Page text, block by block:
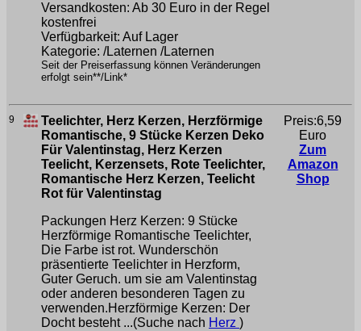
Versandkosten: Ab 30 Euro in der Regel
kostenfrei
Verfügbarkeit: Auf Lager
Kategorie: /Laternen /Laternen
Seit der Preiserfassung können Veränderungen
erfolgt sein**/Link*
9
Teelichter, Herz Kerzen, Herzförmige
Romantische, 9 Stücke Kerzen Deko
Für Valentinstag, Herz Kerzen
Teelicht, Kerzensets, Rote Teelichter,
Romantische Herz Kerzen, Teelicht
Rot für Valentinstag
Packungen Herz Kerzen: 9 Stücke
Herzförmige Romantische Teelichter,
Die Farbe ist rot. Wunderschön
präsentierte Teelichter in Herzform,
Guter Geruch. ​um sie am Valentinstag
oder anderen besonderen Tagen zu
verwenden.Herzförmige Kerzen: Der
Docht besteht ...(Suche nach Herz )
Preis:6,59
Euro
Zum
Amazon
Shop